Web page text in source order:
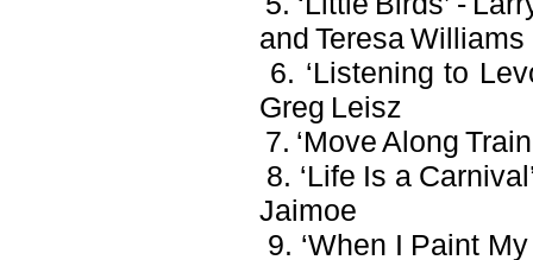
and Teresa Williams
6. ‘Listening to
Greg Leisz
7. ‘Move Along
8. ‘Life Is a
Jaimoe
9. ‘When I Paint